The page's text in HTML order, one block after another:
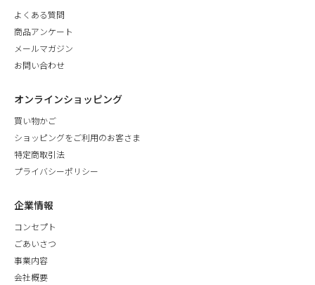
よくある質問
商品アンケート
メールマガジン
お問い合わせ
オンラインショッピング
買い物かご
ショッピングをご利用のお客さま
特定商取引法
プライバシーポリシー
企業情報
コンセプト
ごあいさつ
事業内容
会社概要